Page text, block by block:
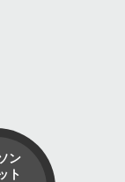
ン
ト